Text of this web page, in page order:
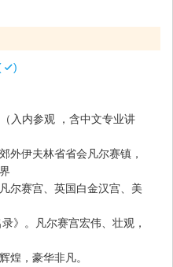
)
入内参观 ，含中文专业讲
外伊夫林省省会凡尔赛镇，
尔赛宫、英国白金汉宫、美
》。凡尔赛宫宏伟、壮观，
煌，豪华非凡。